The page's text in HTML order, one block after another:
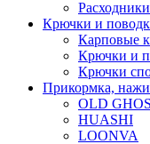
Крючки и
Карповые
Крючки и
Крючки
Прикормка,
OLD
HUASHI
LOONVA